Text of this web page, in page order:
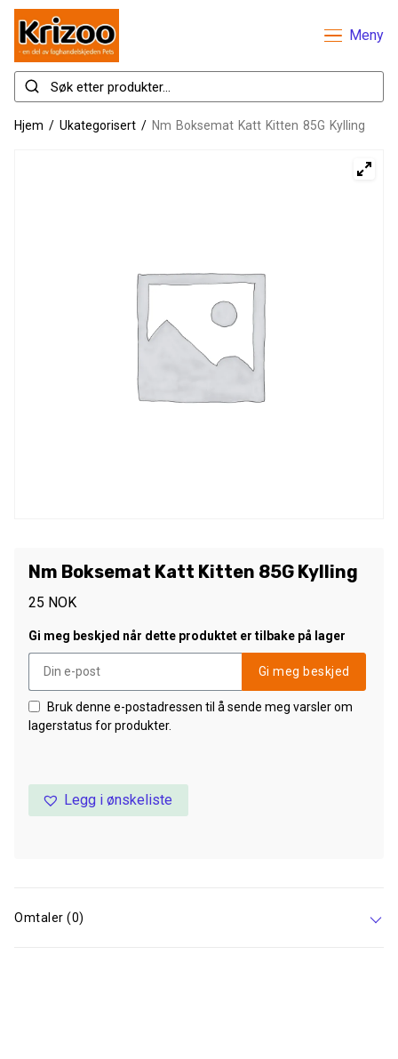
Meny
Hjem / Ukategorisert / Nm Boksemat Katt Kitten 85G Kylling
Nm Boksemat Katt Kitten 85G Kylling
25 NOK
Gi meg beskjed når dette produktet er tilbake på lager
Gi meg beskjed
Bruk denne e-postadressen til å sende meg varsler om
lagerstatus for produkter.
Legg i ønskeliste
Omtaler (0)